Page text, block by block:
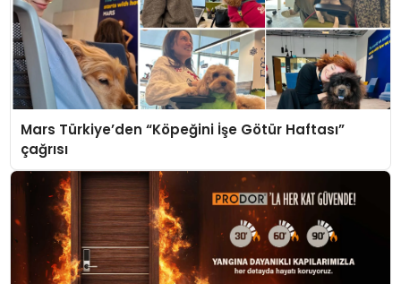
Mars Türkiye’den “Köpeğini İşe Götür Haftası”
çağrısı